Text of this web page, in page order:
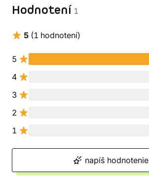
Hodnotení 1
5 (1 hodnotení)
5
4
3
2
1
napíš hodnotenie